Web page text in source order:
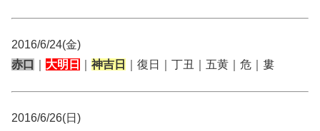
2016/6/24(金)
赤口
大明日 神吉日 ｜復日｜丁丑｜五黄｜危｜婁
2016/6/26(日)